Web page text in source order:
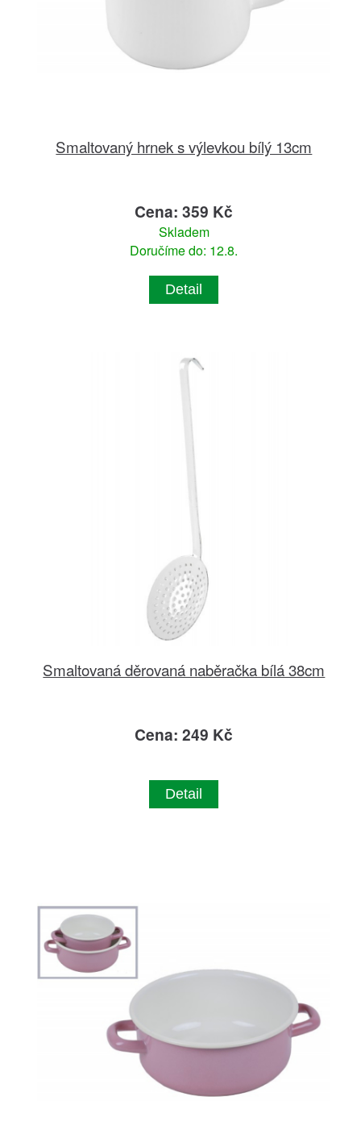
Smaltovaný hrnek s výlevkou bílý 13cm
Cena: 359 Kč
Skladem
Doručíme do: 12.8.
Detail
Smaltovaná děrovaná naběračka bílá 38cm
Cena: 249 Kč
Detail